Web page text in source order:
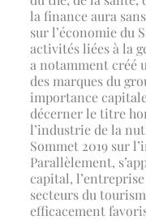
la finance aura
sur l’économie du
activités liées à la
a notamment créé
des marques du
importance
décerner le titre
l’industrie de la
Sommet 2019 sur
Parallèlement,
capital,
secteurs du
efficacement